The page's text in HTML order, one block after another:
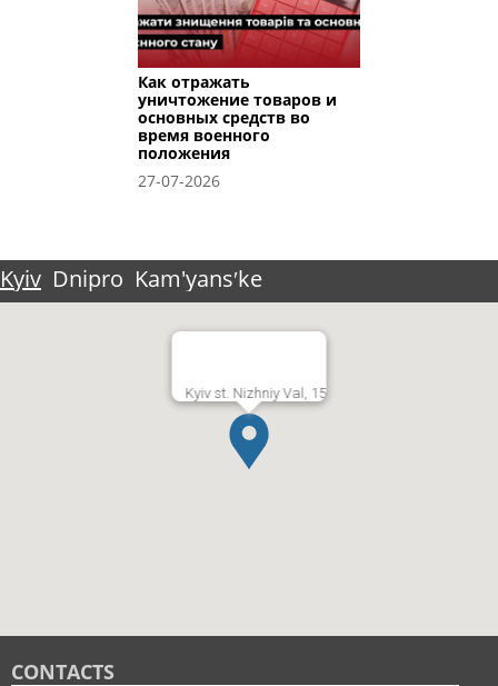
Как отражать
уничтожение товаров и
основных средств во
время военного
положения
27-07-2026
Kyiv Dnipro Kam'yansʹke
Kyiv st. Nizhniy Val, 15
CONTACTS